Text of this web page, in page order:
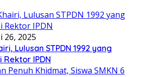
26, 2025
Lulusan STPDN 1992 yang
Rektor IPDN